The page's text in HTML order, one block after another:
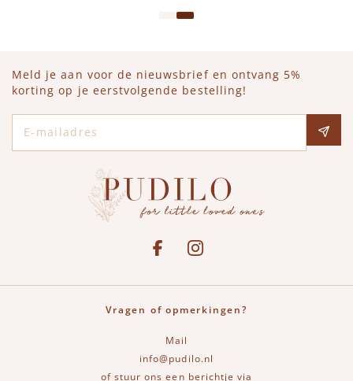
Meld je aan voor de nieuwsbrief en ontvang 5%
korting op je eerstvolgende bestelling!
See our FacebookBekijk onze Instagram pagina
Vragen of opmerkingen?
Mail
info@pudilo.nl
of stuur ons een berichtje via